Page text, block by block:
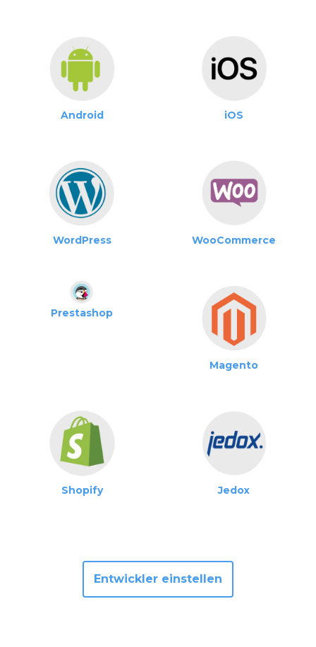
Android iOS
WordPress WooCommerce
Prestashop
Magento
Shopify Jedox
Entwickler einstellen